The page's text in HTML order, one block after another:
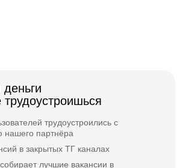
трудоустроишься
трудоустроились с
партнёра
в закрытых ТГ каналах
лучшие вакансии в
к